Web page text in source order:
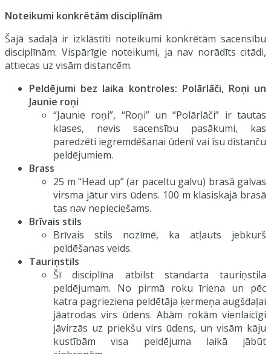
Noteikumi konkrētām disciplīnām
Šajā sadaļā ir izklāstīti noteikumi konkrētām sacensību
disciplīnām. Vispārīgie noteikumi, ja nav norādīts citādi,
attiecas uz visām distancēm.
Peldējumi bez laika kontroles: Polārlāči, Roņi un
Jaunie roņi
“Jaunie roņi”, “Roņi” un “Polārlāči” ir tautas
klases, nevis sacensību pasākumi, kas
paredzēti iegremdēšanai ūdenī vai īsu distanču
peldējumiem.
Brass
25 m “Head up” (ar paceltu galvu) brasā galvas
virsma jātur virs ūdens. 100 m klasiskajā brasā
tas nav nepieciešams.
Brīvais stils
Brīvais stils nozīmē, ka atļauts jebkurš
peldēšanas veids.
Tauriņstils
Šī disciplīna atbilst standarta tauriņstila
peldējumam. No pirmā roku īriena un pēc
katra pagrieziena peldētāja ķermeņa augšdaļai
jāatrodas virs ūdens. Abām rokām vienlaicīgi
jāvirzās uz priekšu virs ūdens, un visām kāju
kustībām visa peldējuma laikā jābūt